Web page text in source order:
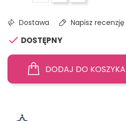
Dostawa Napisz recenzję
 DOSTĘPNY
DODAJ DO KOSZYKA